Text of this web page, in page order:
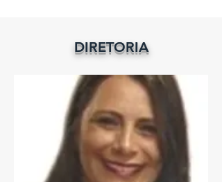
DIRETORIA